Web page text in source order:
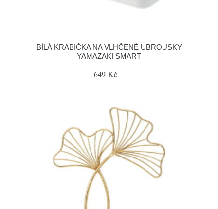
BÍLÁ KRABIČKA NA VLHČENÉ UBROUSKY
YAMAZAKI SMART
649 Kč